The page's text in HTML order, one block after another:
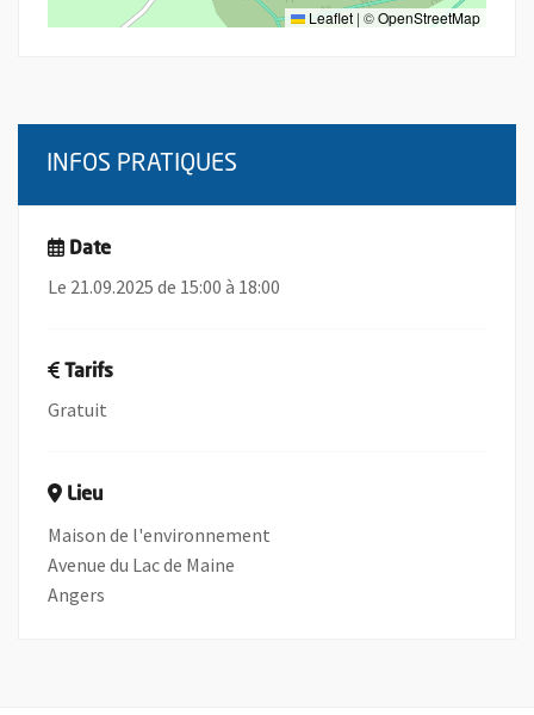
Leaflet | ©OpenStreetMap
INFOS PRATIQUES
Date
Le 21.09.2025 de 15:00 à 18:00
Tarifs
Gratuit
Lieu
Maison de l'environnement
Avenue du Lac de Maine
Angers